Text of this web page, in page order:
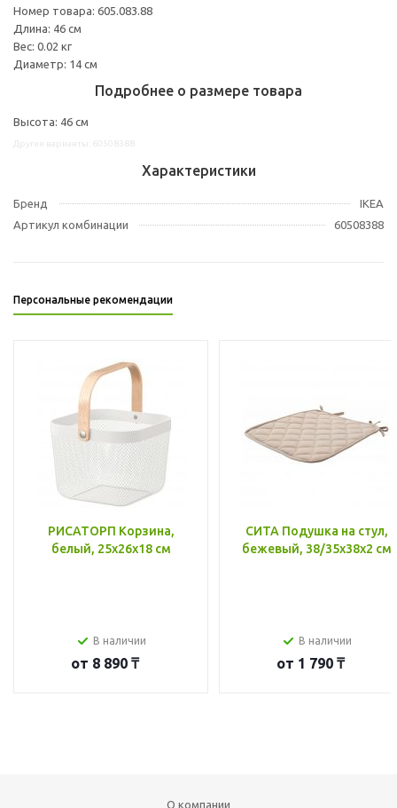
Номер товара: 605.083.88
Длина: 46 см
Вес: 0.02 кг
Диаметр: 14 см
Подробнее о размере товара
Высота: 46 см
Характеристики
Бренд
IKEA
Артикул комбинации
60508388
Персональные рекомендации
РИСАТОРП Корзина,
белый, 25x26x18 см
В наличии
от 8 890 ₸
СИТА Подушка на стул,
бежевый, 38/35x38x2 см
В наличии
от 1 790 ₸
О компании